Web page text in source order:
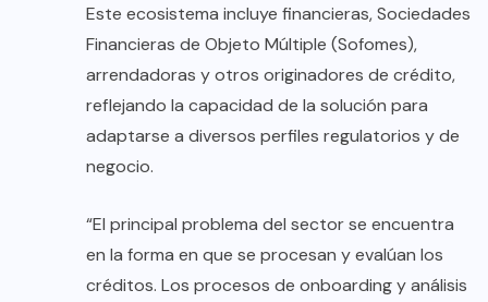
Este ecosistema incluye financieras, Sociedades
Financieras de Objeto Múltiple (Sofomes),
arrendadoras y otros originadores de crédito,
reflejando la capacidad de la solución para
adaptarse a diversos perfiles regulatorios y de
negocio.
“El principal problema del sector se encuentra
en la forma en que se procesan y evalúan los
créditos. Los procesos de onboarding y análisis